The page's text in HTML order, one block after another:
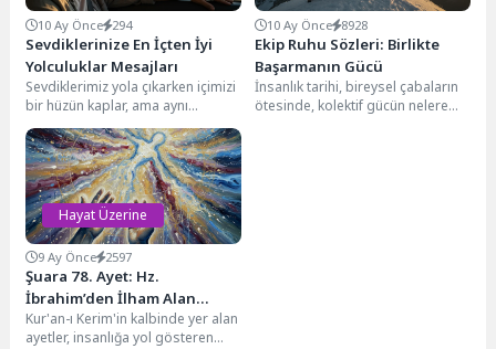
10 Ay Önce 294
Sevdiklerinize En İçten İyi
Yolculuklar Mesajları
Sevdiklerimiz yola çıkarken içimizi
bir hüzün kaplar, ama aynı
zamanda onların hayallerine, yeni
deneyimlerine veya...
10 Ay Önce 8928
Ekip Ruhu Sözleri: Birlikte
Başarmanın Gücü
İnsanlık tarihi, bireysel çabaların
ötesinde, kolektif gücün nelere
Hayat Üzerine
9 Ay Önce 2597
Şuara 78. Ayet: Hz.
İbrahim’den İlham Alan
Teslimiyet ve Rehberlik
Kur'an-ı Kerim'in kalbinde yer alan
ayetler, insanlığa yol gösteren